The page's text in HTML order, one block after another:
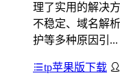
理了实用的解决
不稳定、域名解
护等多种原因引...
tp苹果版下载